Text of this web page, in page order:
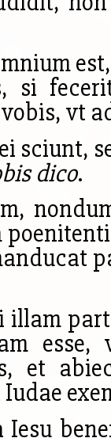
si
vt
sciunt,
dico.
et